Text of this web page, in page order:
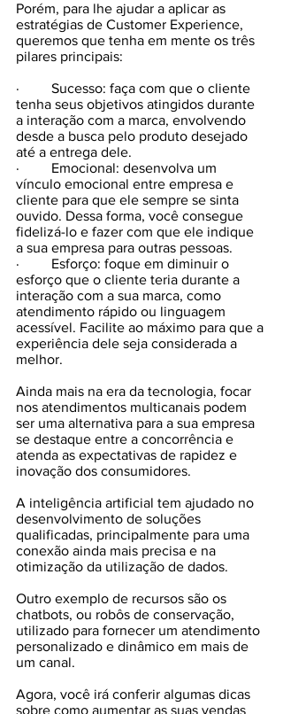
Porém, para lhe ajudar a aplicar as
estratégias de Customer Experience,
queremos que tenha em mente os três
pilares principais:
· Sucesso: faça com que o cliente
tenha seus objetivos atingidos durante
a interação com a marca, envolvendo
desde a busca pelo produto desejado
até a entrega dele.
· Emocional: desenvolva um
vínculo emocional entre empresa e
cliente para que ele sempre se sinta
ouvido. Dessa forma, você consegue
fidelizá-lo e fazer com que ele indique
a sua empresa para outras pessoas.
· Esforço: foque em diminuir o
esforço que o cliente teria durante a
interação com a sua marca, como
atendimento rápido ou linguagem
acessível. Facilite ao máximo para que a
experiência dele seja considerada a
melhor.
Ainda mais na era da tecnologia, focar
nos atendimentos multicanais podem
ser uma alternativa para a sua empresa
se destaque entre a concorrência e
atenda as expectativas de rapidez e
inovação dos consumidores.
A inteligência artificial tem ajudado no
desenvolvimento de soluções
qualificadas, principalmente para uma
conexão ainda mais precisa e na
otimização da utilização de dados.
Outro exemplo de recursos são os
chatbots, ou robôs de conservação,
utilizado para fornecer um atendimento
personalizado e dinâmico em mais de
um canal.
Agora, você irá conferir algumas dicas
sobre como aumentar as suas vendas